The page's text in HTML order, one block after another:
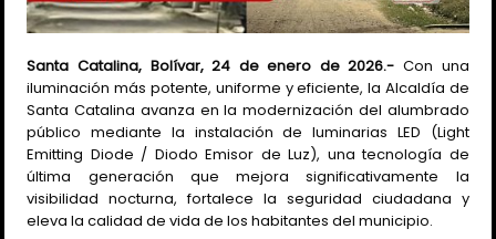
Santa Catalina, Bolívar, 24 de enero de 2026.- Con una
iluminación más potente, uniforme y eficiente, la Alcaldía de
Santa Catalina avanza en la modernización del alumbrado
público mediante la instalación de luminarias LED (Light
Emitting Diode / Diodo Emisor de Luz), una tecnología de
última generación que mejora significativamente la
visibilidad nocturna, fortalece la seguridad ciudadana y
eleva la calidad de vida de los habitantes del municipio.